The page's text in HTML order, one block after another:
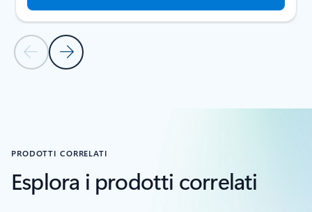
Diapositiva precedente
Diapositiva successiva
PRODOTTI CORRELATI
Esplora i prodotti correlati